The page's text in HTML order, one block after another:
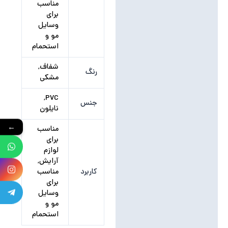
مناسب
برای
وسایل
مو و
استحمام
رنگ
شفاف,
مشکی
جنس
PVC,
نایلون
کاربرد
مناسب
برای
لوازم
آرایش,
مناسب
برای
وسایل
مو و
استحمام
←